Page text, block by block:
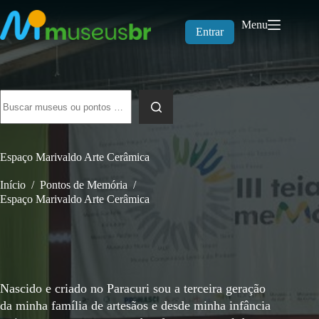
para
o
conteúdo
Entrar
Menu
resultados
Espaço Marivaldo Arte Cerâmica
Início / Pontos de Memória /
Espaço Marivaldo Arte Cerâmica
Nascido e criado no Paracuri sou a terceira geração
da minha família de artesãos e desde minha infância